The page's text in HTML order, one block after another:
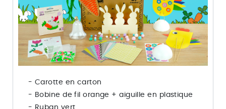
- Carotte en carton
- Bobine de fil orange + aiguille en plastique
- Ruban vert